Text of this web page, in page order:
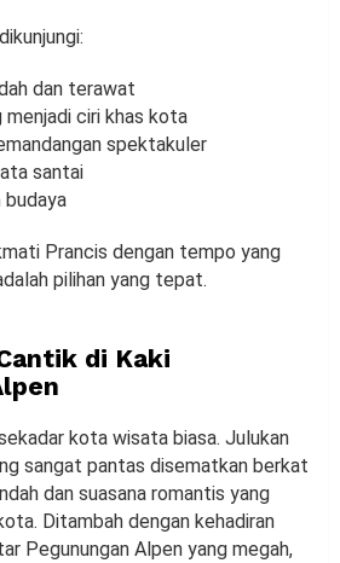
dan terawat
menjadi ciri khas kota
spektakuler
santai
budaya
Prancis dengan tempo yang
pilihan yang tepat.
di Kaki
kota wisata biasa. Julukan
sangat pantas disematkan berkat
dan suasana romantis yang
Ditambah dengan kehadiran
Pegunungan Alpen yang megah,